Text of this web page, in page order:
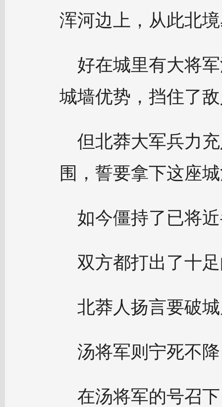
浑河边上，从此北
好在城里有大将
城墙优势，挡住了
但北莽大军兵力
围，誓要拿下这座
如今僵持了已将
双方都打出了十
北莽人扬言要破
汤将军则宁死不
在汤将军的号召